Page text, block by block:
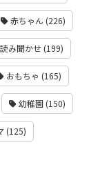
赤ちゃん (226)
読み聞かせ (199)
おもちゃ (165)
幼稚園 (150)
(125)